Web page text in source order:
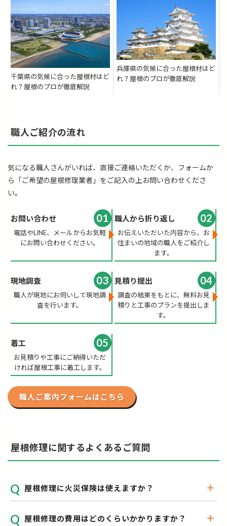
千葉県の気候に合った屋根材はど
れ？屋根のプロが徹底解説
兵庫県の気候に合った屋根材はど
れ？屋根のプロが徹底解説
職人ご紹介の流れ
気になる職人さんがいれば、直接ご連絡いただくか、フォームか
ら「ご希望の屋根修理業者」をご記入の上お問い合わせくださ
い。
01
お問い合わせ
電話やLINE、メールからお気軽
にお問い合わせください。
02
職人から折り返し
お伝えいただいた内容から、お
住まいの地域の職人をご紹介し
ます。
03
現地調査
職人が現地にお伺いして現地調
査を行います。
04
見積り提出
調査の結果をもとに、無料お見
積りと工事のプランを提出しま
す。
05
着工
お見積りや工事にご納得いただ
ければ屋根工事に着工します。
職人ご案内フォームはこちら
屋根修理に関するよくあるご質問
屋根修理に火災保険は使えますか？
屋根修理の費用はどのくらいかかりますか？